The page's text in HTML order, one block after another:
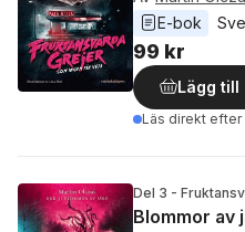
E-bok
99 kr
Lägg till
Läs direkt efter
Del 3 -
Blommor av